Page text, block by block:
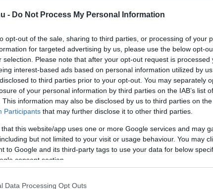
- Do Not Process My Personal Information
opt-out of the sale, sharing to third parties, or processing of your
for targeted advertising by us, please use the below opt-
selection. Please note that after your opt-out request is processed
interest-based ads based on personal information utilized by
to third parties prior to your opt-out. You may separately
of your personal information by third parties on the IAB’s list
This information may also be disclosed by us to third parties on the
Participants that may further disclose it to other third parties.
that this website/app uses one or more Google services and may
but not limited to your visit or usage behaviour. You may
to Google and its third-party tags to use your data for below
consent section.
Data Processing Opt Outs
Läs Frias efterträdare!
21 april. De nya direktiven
kommer införas redan den 1
utöver de 50 man använder.
Guardian att ”det är det enda
får hård kritik för att den här
lite för sent. Kärnan i kritiken
för att göra havsvatten till
nu kastat in en halv
på kommunens hemsida att
möjligen kan tas i bruk i